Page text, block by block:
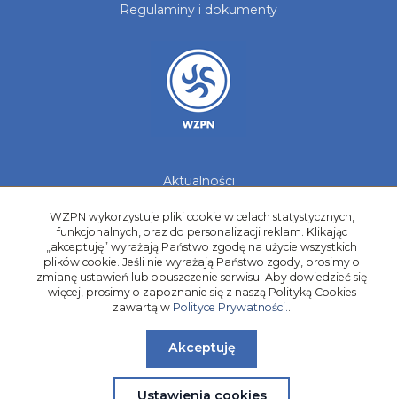
Regulaminy i dokumenty
Aktualności
Kontakt
Kadry Regionów
Program Grantowy
Dziewczyny do Piłki
WZPN wykorzystuje pliki cookie w celach statystycznych,
funkcjonalnych, oraz do personalizacji reklam. Klikając
„akceptuję” wyrażają Państwo zgodę na użycie wszystkich
plików cookie. Jeśli nie wyrażają Państwo zgody, prosimy o
zmianę ustawień lub opuszczenie serwisu. Aby dowiedzieć się
więcej, prosimy o zapoznanie się z naszą Polityką Cookies
zawartą w Polityce Prywatności..
Akceptuję
Ustawienia cookies